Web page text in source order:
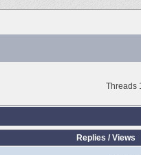
Threads
Replies /Views